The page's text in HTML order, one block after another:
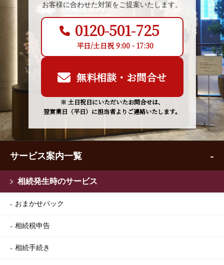
お客様に合わせた対策をご提案いたします。
0120-501-725
平日/土日祝 9:00 - 17:30
無料相談・お問合せ
※ 土日祝日にいただいたお問合せは、
翌営業日（平日）に担当者よりご連絡いたします。
サービス案内一覧
相続発生時のサービス
おまかせパック
相続税申告
相続手続き